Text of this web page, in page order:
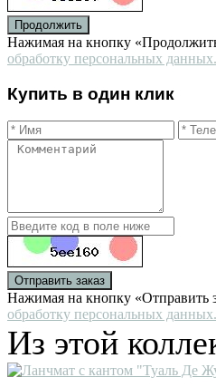
Продолжить
Нажимая на кнопку
обработку персональных данных.
Купить в один клик
Отправить заказ
Нажимая на кнопку «Отправить
обработку персональных данных.
Из этой